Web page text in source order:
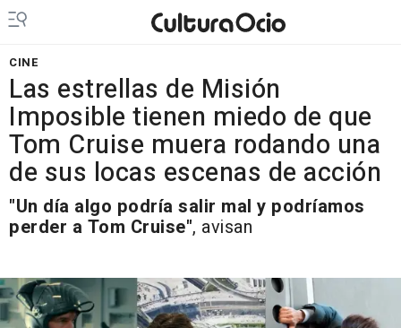
CINE
Las estrellas de Misión
Imposible tienen miedo de que
Tom Cruise muera rodando una
de sus locas escenas de acción
"Un día algo podría salir mal y podríamos
perder a Tom Cruise", avisan